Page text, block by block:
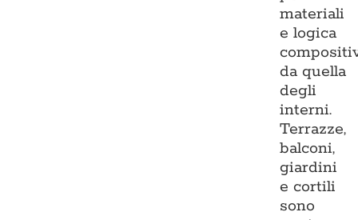
materiali
e logica
da quella
degli
interni.
Terrazze,
balconi,
giardini
e cortili
sono